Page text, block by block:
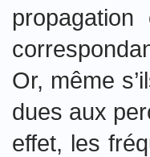
Or, même
dues aux
effet, les